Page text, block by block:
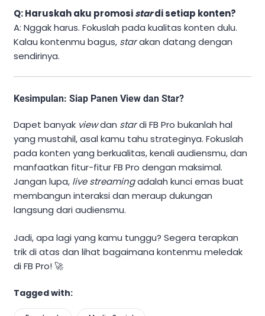
Q: Haruskah aku promosistardi setiap konten?
A: Nggak harus. Fokuslah pada kualitas konten dulu.
Kalau kontenmu bagus, starakan datang dengan
sendirinya.
Kesimpulan: Siap Panen View dan Star?
Dapet banyak viewdan stardi FB Pro bukanlah hal
yang mustahil, asal kamu tahu strateginya. Fokuslah
pada konten yang berkualitas, kenali audiensmu, dan
manfaatkan fitur-fitur FB Pro dengan maksimal.
Jangan lupa, live streamingadalah kunci emas buat
membangun interaksi dan meraup dukungan
langsung dari audiensmu.
Jadi, apa lagi yang kamu tunggu? Segera terapkan
trik di atas dan lihat bagaimana kontenmu meledak
di FB Pro! 🚀
Tagged with: